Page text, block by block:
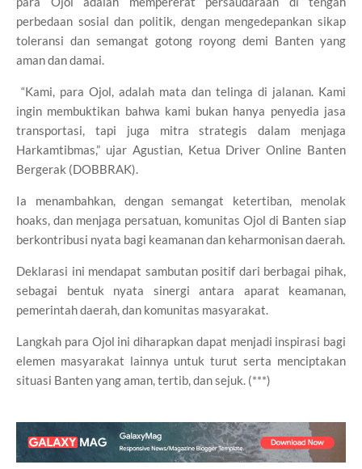
perbedaan sosial dan politik, dengan mengedepankan sikap
toleransi dan semangat gotong royong demi Banten yang
aman dan damai.
“Kami, para Ojol, adalah mata dan telinga di jalanan. Kami
ingin membuktikan bahwa kami bukan hanya penyedia jasa
transportasi, tapi juga mitra strategis dalam menjaga
Harkamtibmas,” ujar Agustian, Ketua Driver Online Banten
Bergerak (DOBBRAK).
Ia menambahkan, dengan semangat ketertiban, menolak
hoaks, dan menjaga persatuan, komunitas Ojol di Banten siap
berkontribusi nyata bagi keamanan dan keharmonisan daerah.
Deklarasi ini mendapat sambutan positif dari berbagai pihak,
sebagai bentuk nyata sinergi antara aparat keamanan,
pemerintah daerah, dan komunitas masyarakat.
Langkah para Ojol ini diharapkan dapat menjadi inspirasi bagi
elemen masyarakat lainnya untuk turut serta menciptakan
situasi Banten yang aman, tertib, dan sejuk. (***)